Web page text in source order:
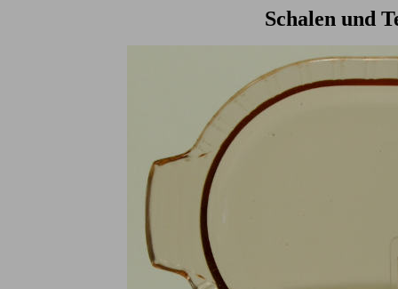
Schalen und